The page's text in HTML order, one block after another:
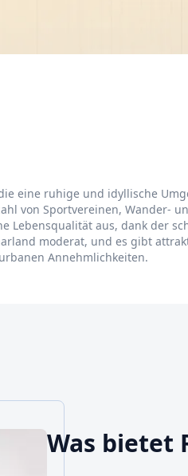
eine ruhige und idyllische
von Sportvereinen, Wander-
Lebensqualität aus, dank der
moderat, und es gibt
Annehmlichkeiten.
Was bietet